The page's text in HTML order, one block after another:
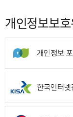
개인정보보
개인정보
한국인터넷